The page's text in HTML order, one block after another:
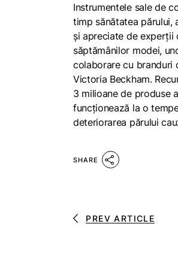
Instrumentele sale de
timp sănătatea părului,
și apreciate de experții
săptămânilor modei,
colaborare cu branduri
Victoria Beckham.
3 milioane de produse
funcționează la o
deteriorarea părului
SHARE
PREV ARTICLE